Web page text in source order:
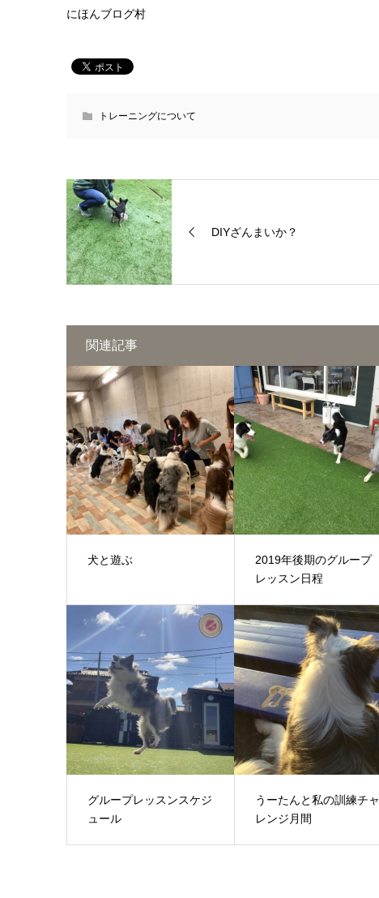
にほんブログ村
トレーニングについて
DIYざんまいか？
関連記事
犬と遊ぶ
2019年後期のグループ
レッスン日程
グループレッスンスケジ
ュール
うーたんと私の訓練チャ
レンジ月間